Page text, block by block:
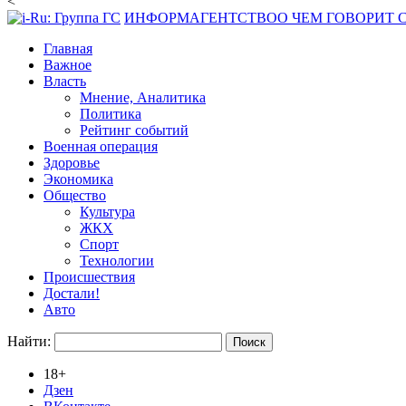
ИНФОРМАГЕНТСТВОО ЧЕМ ГОВОРИТ
Главная
Важное
Власть
Мнение, Аналитика
Политика
Рейтинг событий
Военная операция
Здоровье
Экономика
Общество
Культура
ЖКХ
Спорт
Технологии
Происшествия
Достали!
Авто
Найти:
18+
Дзен